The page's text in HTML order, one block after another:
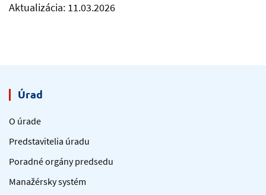
Aktualizácia: 11.03.2026
Úrad
O úrade
Predstavitelia úradu
Poradné orgány predsedu
Manažérsky systém